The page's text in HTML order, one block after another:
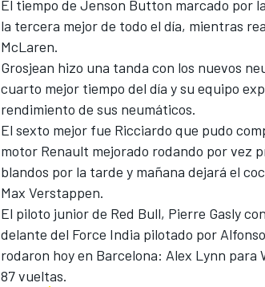
El tiempo de Jenson Button marcado por
la tercera mejor de todo el día, mientras
McLaren.
Grosjean hizo una tanda con los nuevos
cuarto mejor tiempo del día y su equipo
rendimiento de sus neumáticos.
El sexto mejor fue Ricciardo que pudo
motor Renault mejorado rodando por vez
blandos por la tarde y mañana dejará el
Max Verstappen.
El piloto junior de Red Bull, Pierre Gasly
delante del Force India pilotado por
rodaron hoy en Barcelona: Alex Lynn para
87 vueltas.